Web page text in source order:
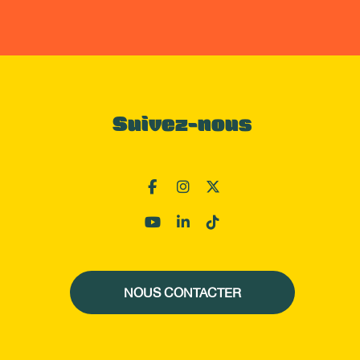
Suivez-nous
NOUS CONTACTER